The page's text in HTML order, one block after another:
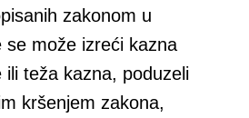
zakonom u
se može izreći kazna
ili teža kazna, poduzeli
kršenjem zakona,